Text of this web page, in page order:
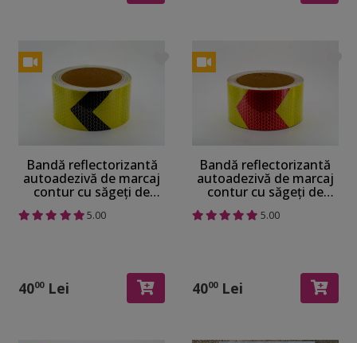
Bandă reflectorizantă
autoadezivă de marcaj
contur cu săgeți de
culoare galben-negru
pentru siguranța
5.00
4000Lei
Bandă reflectorizantă
autoadezivă de marcaj
contur cu săgeți de
culoare galben-roșu
pentru siguranța
5.00
4000Lei